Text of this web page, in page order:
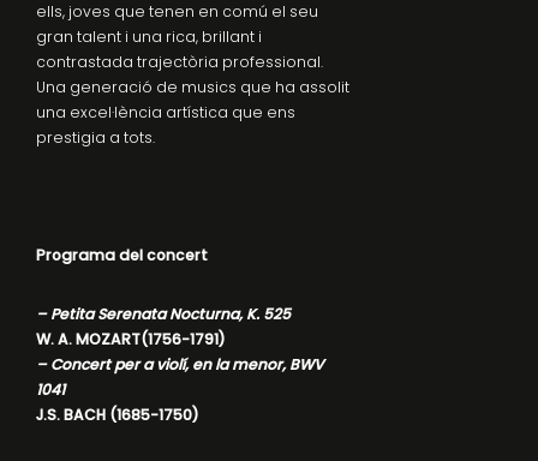
ells, joves que tenen en comú el seu
gran talent i una rica, brillant i
contrastada trajectòria professional.
Una generació de musics que ha assolit
una excel·lència artística que ens
prestigia a tots.
Programa del concert
– Petita Serenata Nocturna, K. 525
W. A. MOZART(1756-1791)
– Concert per a violí, en la menor, BWV
1041
J.S. BACH (1685-1750)